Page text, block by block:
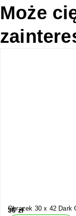
Może
Obrazek 30 x 42 Dark
36zł